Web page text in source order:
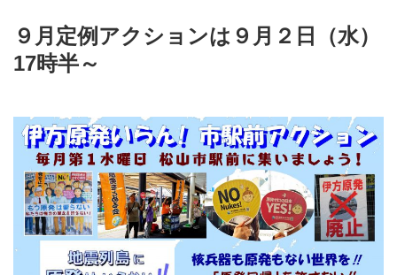
９月定例アクションは９月２日（水）
17時半～